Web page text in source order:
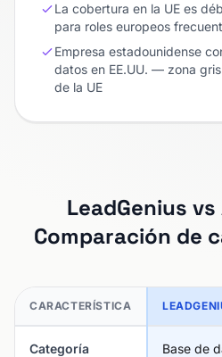
La cobertura en la UE es
para roles europeos
Empresa estadounidense
datos en EE.UU. — zona
de la UE
LeadGenius
Comparación de
CARACTERÍSTICA
Categoría
Base de